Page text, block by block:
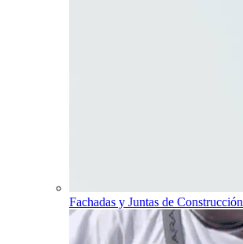
Fachadas y Juntas de Construcción